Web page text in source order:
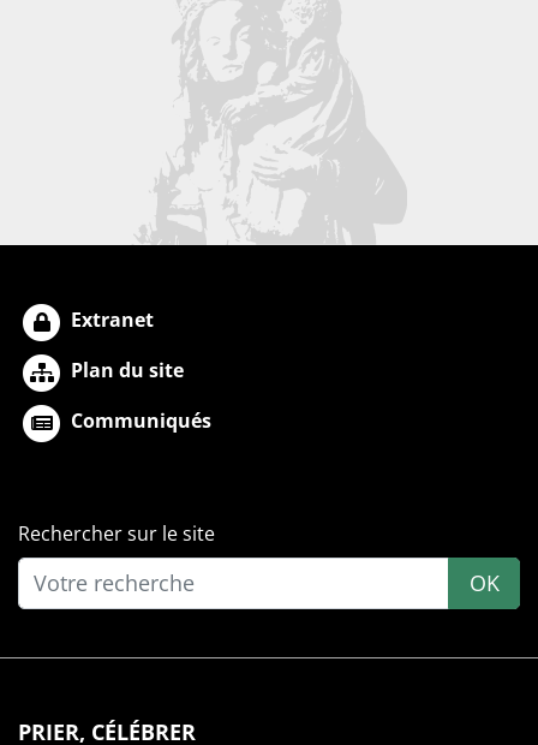
Extranet
Plan du site
Communiqués
Rechercher sur le site
OK
PRIER, CÉLÉBRER